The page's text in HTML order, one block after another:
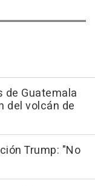
de Guatemala
del volcán de
Trump: "No